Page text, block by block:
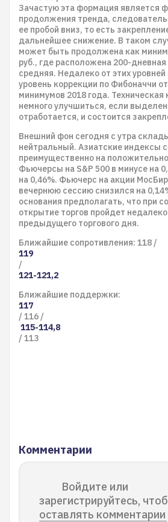
Зачастую эта формация является
продолжения тренда,
ее пробой вниз, то есть
дальнейшее снижение. В таком
может быть продолжена как
руб., где расположена 200-
средняя. Недалеко от этих
уровень коррекции по Фибоначчи
минимумов 2018 года.
немного улучшиться, если
отработается, и состоится
Внешний фон сегодня с утра
нейтральный. Азиатские индексы
преимущественно на
Фьючерсы на S&P 500 в минусе на
на 0,46%. Фьючерс на акции
вечернюю сессию снизился на
основания предполагать, что при
открытие торгов пройдет
предыдущего торгового дня.
Ближайшие сопротивления: 118 /
119
/
121-121,2
Ближайшие поддержки:
117
/ 116 /
115-114,8
/ 113
Комментарии
Войдите или
зарегистрируйтесь,
оставлять комментарии